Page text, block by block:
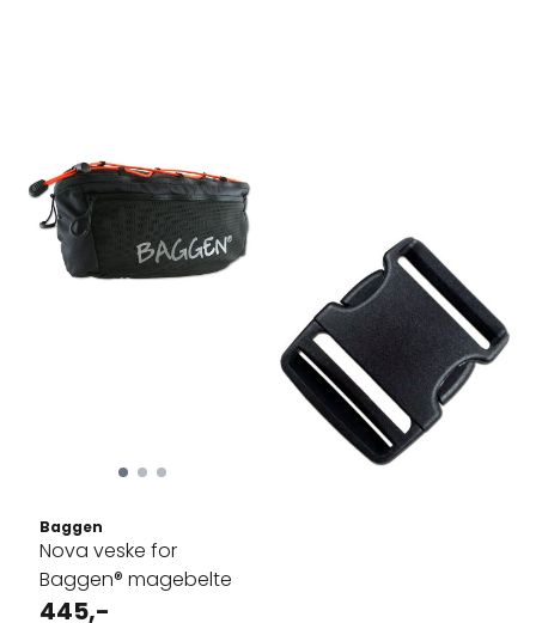
Baggen
Nova veske for
Baggen® magebelte
445,-